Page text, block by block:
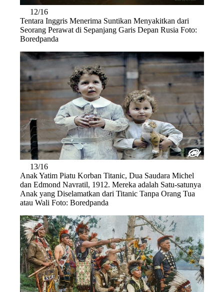
12/16
Tentara Inggris Menerima Suntikan Menyakitkan dari
Seorang Perawat di Sepanjang Garis Depan Rusia Foto:
Boredpanda
13/16
Anak Yatim Piatu Korban Titanic, Dua Saudara Michel
dan Edmond Navratil, 1912. Mereka adalah Satu-satunya
Anak yang Diselamatkan dari Titanic Tanpa Orang Tua
atau Wali Foto: Boredpanda